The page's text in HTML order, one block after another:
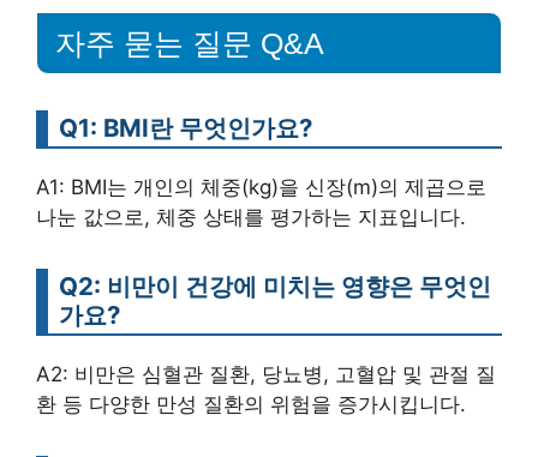
자주 묻는 질문 Q&A
Q1: BMI란 무엇인가요?
A1: BMI는 개인의 체중(kg)을 신장(m)의 제곱으로
나눈 값으로, 체중 상태를 평가하는 지표입니다.
Q2: 비만이 건강에 미치는 영향은 무엇인
가요?
A2: 비만은 심혈관 질환, 당뇨병, 고혈압 및 관절 질
환 등 다양한 만성 질환의 위험을 증가시킵니다.